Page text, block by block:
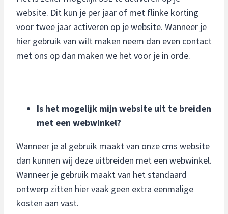
website. Dit kun je per jaar of met flinke korting
voor twee jaar activeren op je website. Wanneer je
hier gebruik van wilt maken neem dan even contact
met ons op dan maken we het voor je in orde.
Is het mogelijk mijn website uit te breiden
met een webwinkel?
Wanneer je al gebruik maakt van onze cms website
dan kunnen wij deze uitbreiden met een webwinkel.
Wanneer je gebruik maakt van het standaard
ontwerp zitten hier vaak geen extra eenmalige
kosten aan vast.